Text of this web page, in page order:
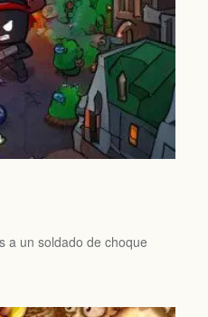
a un soldado de choque